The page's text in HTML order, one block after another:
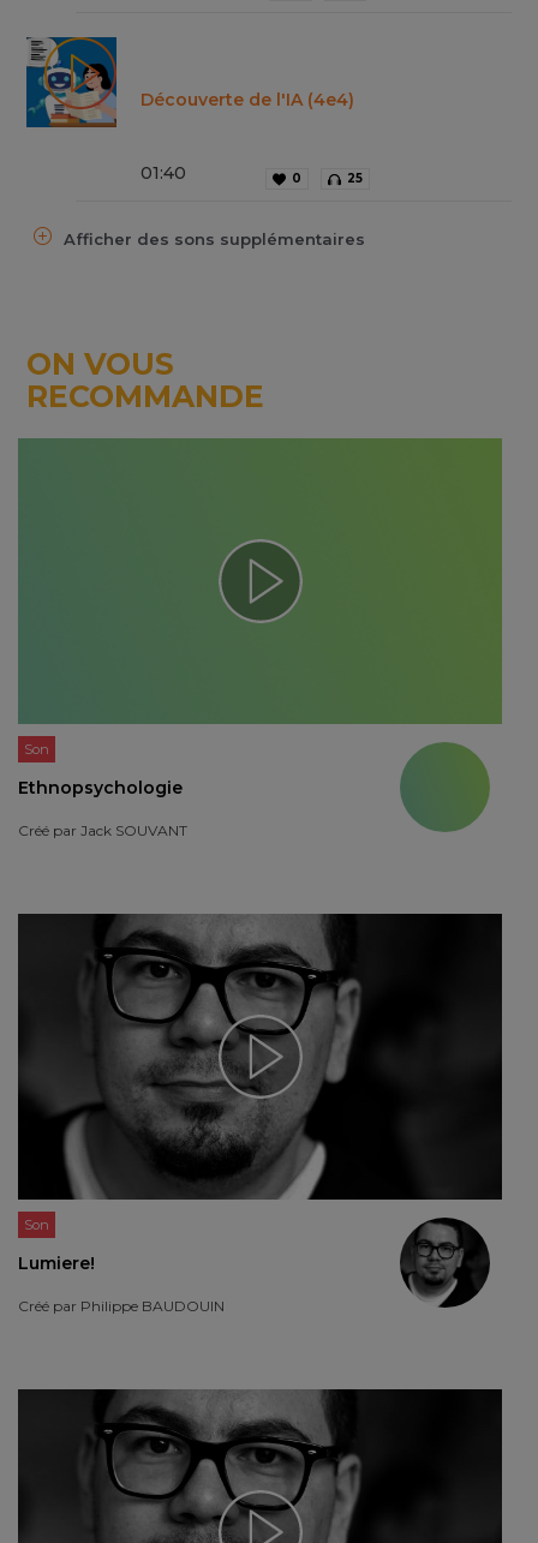
Découverte de l'IA (4e4)
01:40 0 25
Afficher des sons supplémentaires
ON VOUS
RECOMMANDE
Son
Ethnopsychologie
Créé par Jack SOUVANT
Son
Lumiere!
Créé par Philippe BAUDOUIN